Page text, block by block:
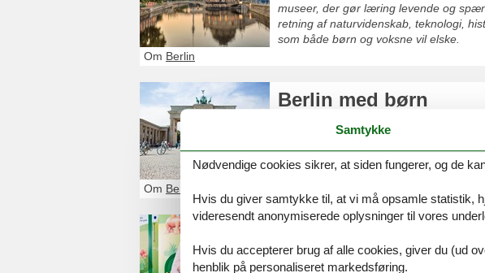
museer, der gør læring levende og
retning af naturvidenskab, teknologi,
som både børn og voksne vil elske.
Om Berlin
Berlin med børn
Berlin er en fantastisk destination for
kombineres historie, leg, kultur og
børn og voksne. Uanset om I rejser
hvor nysgerrighed, læring og sjov går
Om Berlin
Velkommen til Tysklands ultimative
Samtykke
Nødvendige cookies sikrer, at siden fungerer, og de
Hvis du giver samtykke til, at vi må opsamle statistik,
videresendt anonymiserede oplysninger til vores
Hvis du accepterer brug af alle cookies, giver du (ud
henblik på personaliseret markedsføring.